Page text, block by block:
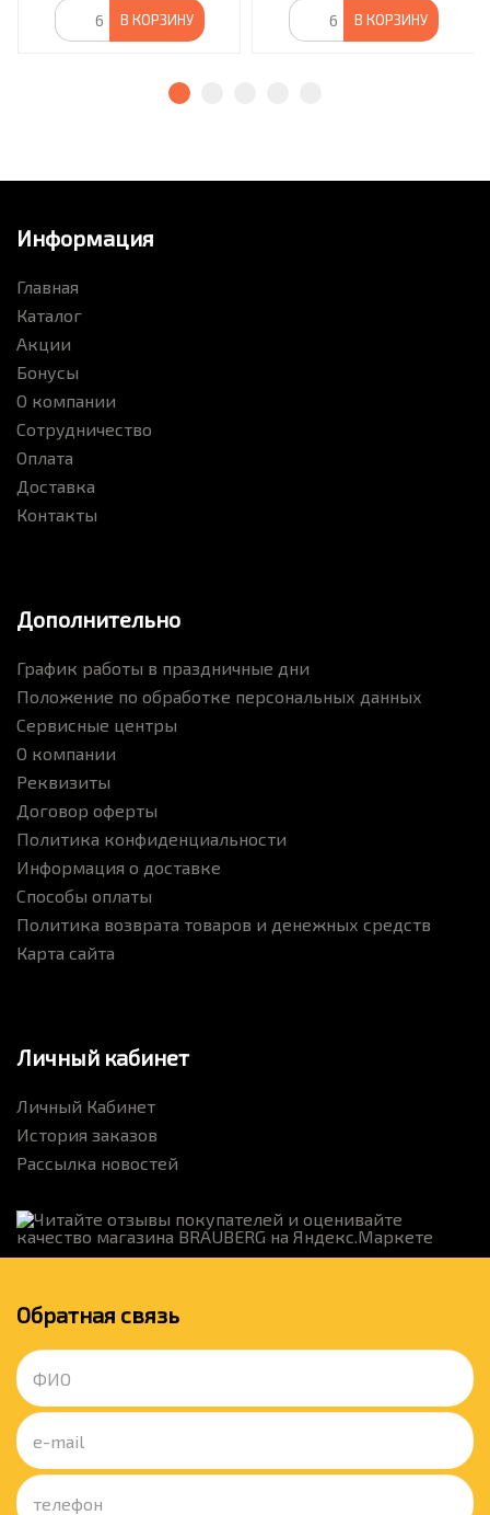
В КОРЗИНУ В КОРЗИНУ
Информация
Главная
Каталог
Акции
Бонусы
О компании
Сотрудничество
Оплата
Доставка
Контакты
Дополнительно
График работы в праздничные дни
Положение по обработке персональных данных
Сервисные центры
О компании
Реквизиты
Договор оферты
Политика конфиденциальности
Информация о доставке
Способы оплаты
Политика возврата товаров и денежных средств
Карта сайта
Личный кабинет
Личный Кабинет
История заказов
Рассылка новостей
Обратная связь